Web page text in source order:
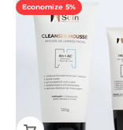
Economize 5%